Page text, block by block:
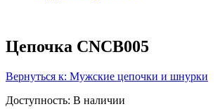
Цепочка CNCB005
Вернуться к: Мужские цепочки и шнурки
Доступность: В наличии